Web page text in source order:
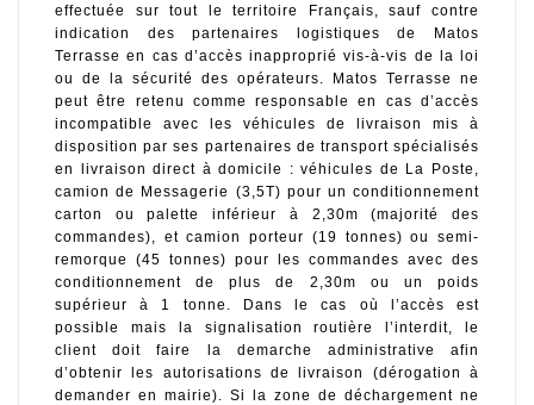
effectuée sur tout le territoire Français, sauf contre
indication des partenaires logistiques de Matos
Terrasse en cas d’accès inapproprié vis-à-vis de la loi
ou de la sécurité des opérateurs. Matos Terrasse ne
peut être retenu comme responsable en cas d’accès
incompatible avec les véhicules de livraison mis à
disposition par ses partenaires de transport spécialisés
en livraison direct à domicile : véhicules de La Poste,
camion de Messagerie (3,5T) pour un conditionnement
carton ou palette inférieur à 2,30m (majorité des
commandes), et camion porteur (19 tonnes) ou semi-
remorque (45 tonnes) pour les commandes avec des
conditionnement de plus de 2,30m ou un poids
supérieur à 1 tonne. Dans le cas où l’accès est
possible mais la signalisation routière l’interdit, le
client doit faire la demarche administrative afin
d’obtenir les autorisations de livraison (dérogation à
demander en mairie). Si la zone de déchargement ne